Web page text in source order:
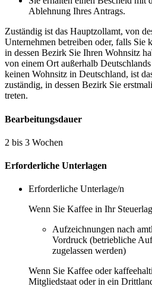
Ablehnung Ihres Antrags.
Zuständig ist das Hauptzollamt, von
Unternehmen betreiben oder, falls Sie
in dessen Bezirk Sie Ihren Wohnsitz
von einem Ort außerhalb
keinen Wohnsitz in Deutschland, ist
zuständig, in dessen Bezirk Sie
treten.
Bearbeitungsdauer
2 bis 3 Wochen
Erforderliche Unterlagen
Erforderliche Unterlage/n
Wenn Sie Kaffee in Ihr
Aufzeichnungen nach
Vordruck (betriebliche
zugelassen werden)
Wenn Sie Kaffee oder
Mitgliedstaat oder in ein